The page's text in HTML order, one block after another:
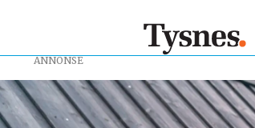
ANNONSE